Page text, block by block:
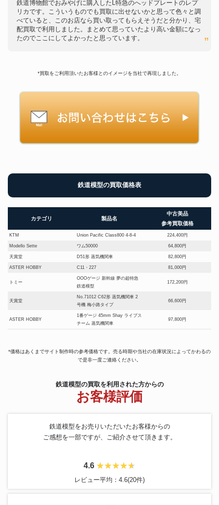
鉄道博物館でおみやげに購入したL特急のへッドプレートのレプ
リカです。こういうものでも買取に出せないかと思って色々と調
べていると、このお店なら買い取ってもらえそうだと分かり、宅
配買取で利用しました。まとめて思っていたより高い金額になっ
たのでここにしてよかったと思っています。
*買取をご利用頂いたお客様とのイメージを当社で再現しました。
鉄道模型の買取価格表
カテゴリ 製品名
中古美品
参考買取価格
KTM Union Pacific Class800 4-8-4 224,400円
Modello Sette ワム50000 64,800円
天賞堂 D51形 蒸気機関車 82,800円
ASTER HOBBY C11・227 81,000円
トミー
OOOゲージ 新幹線 夢の超特急
鉄道模型
172,200円
天賞堂
No.71012 C62形 蒸気機関車 2
号機 梅小路タイプ
66,600円
ASTER HOBBY
1番ゲージ 45mm Shay ライブス
チーム 蒸気機関車
97,800円
HOゲージ 新性能直流機関車 国
鉄EF65 500番代P型
日本国有鉄道 D51形 蒸気機関車
JRF DE-200 901 HO 機関車
国鉄EF70形電気機関車 EF7027
編成セット
85,500円
DF90 鉄道模型 HOゲージ 70,800円
キハニ36450型 ガソリン電動車
西武鉄道E851形 電気機関車
*価格はあくまでサイト制作時の参考価格です。売る時期や当社の在庫状況によってかわるの
で是非一度ご連絡ください。
鉄道模型の買取を利用された方からの
お客様評価
鉄道模型をお売りいただいたお客様からの
ご感想を一部ですが、ご紹介させて頂きます。
4.6
レビュー平均：4.6(20件)